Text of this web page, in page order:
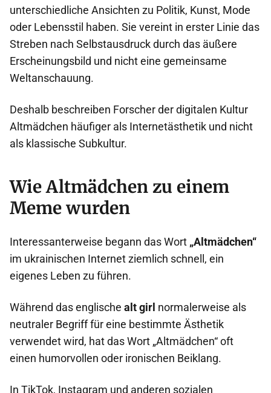
unterschiedliche Ansichten zu Politik, Kunst, Mode
oder Lebensstil haben. Sie vereint in erster Linie das
Streben nach Selbstausdruck durch das äußere
Erscheinungsbild und nicht eine gemeinsame
Weltanschauung.
Deshalb beschreiben Forscher der digitalen Kultur
Altmädchen häufiger als Internetästhetik und nicht
als klassische Subkultur.
Wie Altmädchen zu einem
Meme wurden
Interessanterweise begann das Wort „Altmädchen“
im ukrainischen Internet ziemlich schnell, ein
eigenes Leben zu führen.
Während das englische alt girl normalerweise als
neutraler Begriff für eine bestimmte Ästhetik
verwendet wird, hat das Wort „Altmädchen“ oft
einen humorvollen oder ironischen Beiklang.
In TikTok, Instagram und anderen sozialen